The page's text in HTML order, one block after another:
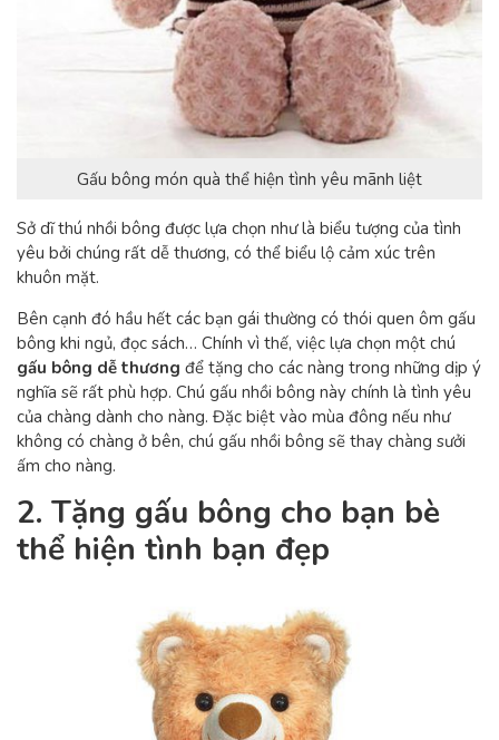
Gấu bông món quà thể hiện tình yêu mãnh liệt
Sở dĩ thú nhồi bông được lựa chọn như là biểu tượng của tình
yêu bởi chúng rất dễ thương, có thể biểu lộ cảm xúc trên
khuôn mặt.
Bên cạnh đó hầu hết các bạn gái thường có thói quen ôm gấu
bông khi ngủ, đọc sách… Chính vì thế, việc lựa chọn một chú
gấu bông dễ thương để tặng cho các nàng trong những dịp ý
nghĩa sẽ rất phù hợp. Chú gấu nhồi bông này chính là tình yêu
của chàng dành cho nàng. Đặc biệt vào mùa đông nếu như
không có chàng ở bên, chú gấu nhồi bông sẽ thay chàng sưởi
ấm cho nàng.
2. Tặng gấu bông cho bạn bè
thể hiện tình bạn đẹp